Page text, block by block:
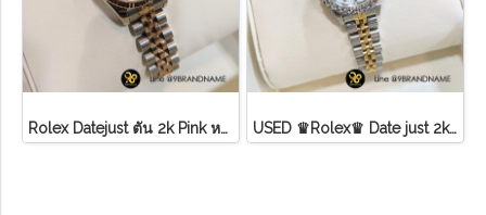
Rolex Datejust ตัน 2k Pink หลักโรมันสายจูบิลี่ Lady ไม่มี อปก USED ♛Rolex♛ Date just​ 2k​ หน้าขาว​ หลัก​เพชร​/โรมัน ขอบเพชรหนามเตย​ บานพับเก่า​ สายจูบิลี่